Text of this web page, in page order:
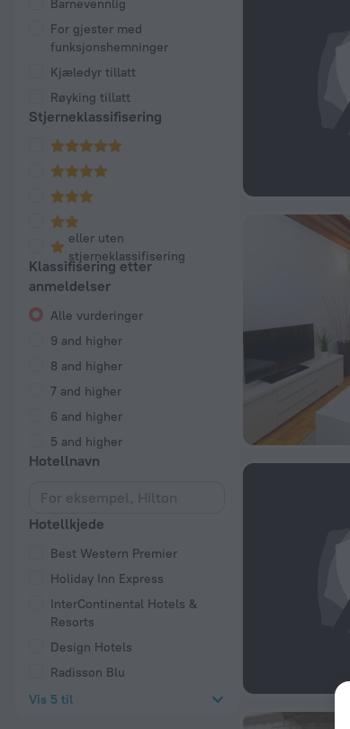
Barnevennlig
For gjester med
funksjonshemninger
Kjæledyr tillatt
Røyking tillatt
Stjerneklassifisering
eller uten
stjerneklassifisering
Klassifisering etter
anmeldelser
Alle vurderinger
9 and higher
8 and higher
7 and higher
6 and higher
5 and higher
Hotellnavn
Hotellkjede
Best Western Premier
Holiday Inn Express
InterContinental Hotels &
Resorts
Design Hotels
Radisson Blu
Vis 5 til